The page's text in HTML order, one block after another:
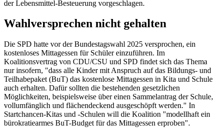
der Lebensmittel-Besteuerung vorgeschlagen.
Wahlversprechen nicht gehalten
Die SPD hatte vor der Bundestagswahl 2025 versprochen, ein
kostenloses Mittagessen für Schüler einzuführen. Im
Koalitionsvertrag von CDU/CSU und SPD findet sich das Thema
nur insofern, "dass alle Kinder mit Anspruch auf das Bildungs- und
Teilhabepaket (BuT) das kostenlose Mittagessen in Kita und Schule
auch erhalten. Dafür sollten die bestehenden gesetzlichen
Möglichkeiten, beispielsweise über einen Sammelantrag der Schule,
vollumfänglich und flächendeckend ausgeschöpft werden." In
Startchancen-Kitas und -Schulen will die Koalition "modellhaft ein
bürokratiearmes BuT-Budget für das Mittagessen erproben".